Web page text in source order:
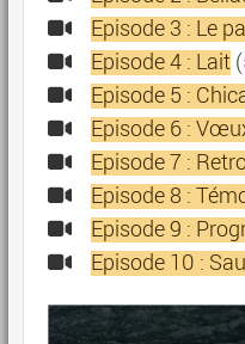
Episode 3 : Le
Episode 4 : Lait
Episode 5 :
Episode 6 :
Episode 7 :
Episode 8 :
Episode 9 :
Episode 10 :